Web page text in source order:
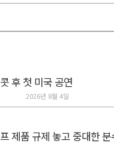
후 첫 미국 공연
2026년 8월 4일
제품 규제 놓고 중대한 분